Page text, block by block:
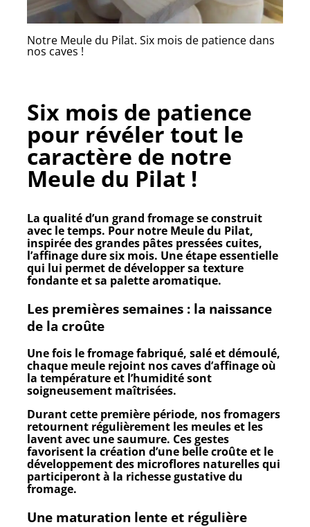
Notre Meule du Pilat. Six mois de patience dans
nos caves !
Six mois de patience
pour révéler tout le
caractère de notre
Meule du Pilat !
La qualité d’un grand fromage se construit
avec le temps. Pour notre Meule du Pilat,
inspirée des grandes pâtes pressées cuites,
l’affinage duresix mois. Une étape essentielle
qui lui permet de développer sa texture
fondante et sa palette aromatique.
Les premières semaines : la naissance
de la croûte
Une fois le fromage fabriqué, salé et démoulé,
chaque meule rejoint nos caves d’affinage où
la température et l’humidité sont
soigneusement maîtrisées.
Durant cette première période, nos fromagers
retournent régulièrement les meules et les
lavent avec une saumure. Ces gestes
favorisent la création d’une belle croûte et le
développement des microflores naturelles qui
participeront à la richesse gustative du
fromage.
Une maturation lente et régulière